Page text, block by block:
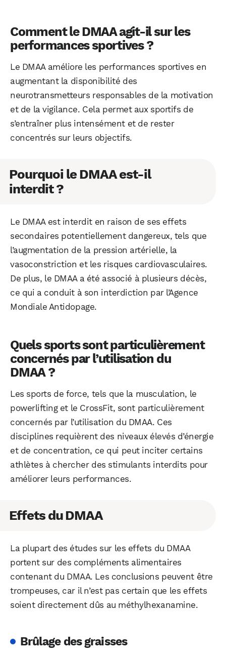
Comment le DMAA agit-il sur les
performances sportives ?
Le DMAA améliore les performances sportives en
augmentant la disponibilité des
neurotransmetteurs responsables de la motivation
et de la vigilance. Cela permet aux sportifs de
s’entraîner plus intensément et de rester
concentrés sur leurs objectifs.
Pourquoi le DMAA est-il
interdit ?
Le DMAA est interdit en raison de ses effets
secondaires potentiellement dangereux, tels que
l’augmentation de la pression artérielle, la
vasoconstriction et les risques cardiovasculaires.
De plus, le DMAA a été associé à plusieurs décès,
ce qui a conduit à son interdiction par l’Agence
Mondiale Antidopage.
Quels sports sont particulièrement
concernés par l’utilisation du
DMAA ?
Les sports de force, tels que la musculation, le
powerlifting et le CrossFit, sont particulièrement
concernés par l’utilisation du DMAA. Ces
disciplines requièrent des niveaux élevés d’énergie
et de concentration, ce qui peut inciter certains
athlètes à chercher des stimulants interdits pour
améliorer leurs performances.
Effets du DMAA
La plupart des études sur les effets du DMAA
portent sur des compléments alimentaires
contenant du DMAA. Les conclusions peuvent être
trompeuses, car il n’est pas certain que les effets
soient directement dûs au méthylhexanamine.
Brûlage des graisses